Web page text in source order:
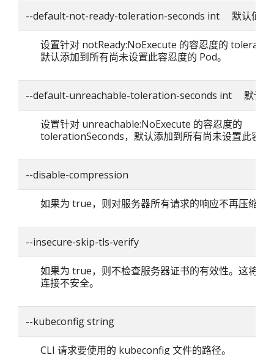
--default-not-ready-toleration-seconds int 默认值：
设置针对 notReady:NoExecute 的容忍度的
默认添加到所有尚未设置此容忍度的 Pod。
--default-unreachable-toleration-seconds int 默认值
设置针对 unreachable:NoExecute 的容忍度的
tolerationSeconds，默认添加到所有尚未设置此容忍
--disable-compression
如果为 true，则对服务器所有请求的响应不再压缩。
--insecure-skip-tls-verify
如果为 true，则不检查服务器证书的有效性。这将使
连接不安全。
--kubeconfig string
CLI 请求要使用的 kubeconfig 文件的路径。